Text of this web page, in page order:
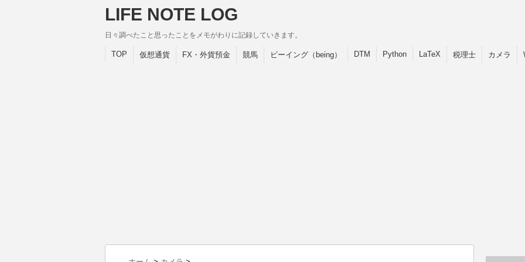
LIFE NOTE LOG
日々調べたこと思ったことをメモがわりに記録していきます。
TOP 仮想通貨 FX・外貨預金 競馬 ビーイング（being） DTM Python LaTeX 税理士 カメラ